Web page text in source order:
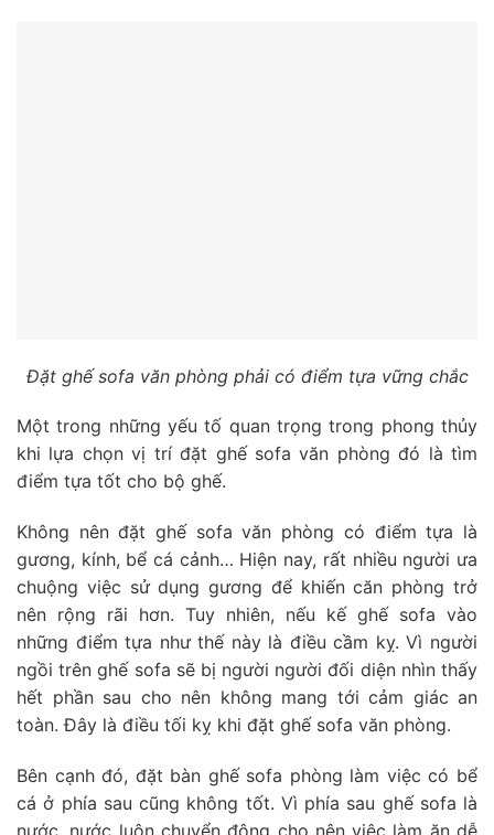
Đặt ghế sofa văn phòng phải có điểm tựa vững chắc
Một trong những yếu tố quan trọng trong phong thủy
khi lựa chọn vị trí đặt ghế sofa văn phòng đó là tìm
điểm tựa tốt cho bộ ghế.
Không nên đặt ghế sofa văn phòng có điểm tựa là
gương, kính, bể cá cảnh… Hiện nay, rất nhiều người ưa
chuộng việc sử dụng gương để khiến căn phòng trở
nên rộng rãi hơn. Tuy nhiên, nếu kế ghế sofa vào
những điểm tựa như thế này là điều cầm kỵ. Vì người
ngồi trên ghế sofa sẽ bị người người đối diện nhìn thấy
hết phần sau cho nên không mang tới cảm giác an
toàn. Đây là điều tối kỵ khi đặt ghế sofa văn phòng.
Bên cạnh đó, đặt bàn ghế sofa phòng làm việc có bể
cá ở phía sau cũng không tốt. Vì phía sau ghế sofa là